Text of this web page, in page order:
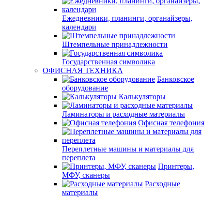
Ежедневники, планинги, органайзеры,
календари
Штемпельные принадлежности
Государственная символика
ОФИСНАЯ ТЕХНИКА
Банковское
оборудование
Калькуляторы
Ламинаторы и расходные материалы
Офисная телефония
Переплетные машины и материалы для
переплета
Принтеры,
МФУ, сканеры
Расходные
материалы